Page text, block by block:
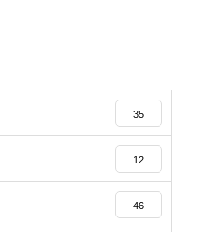
35
12
46